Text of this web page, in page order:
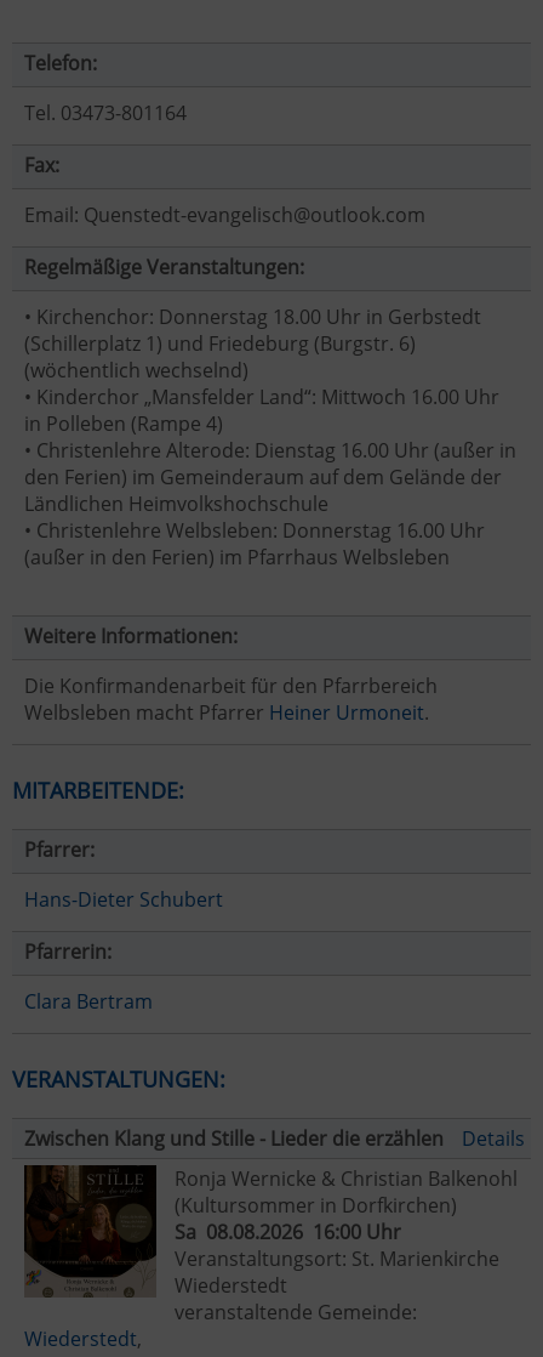
Telefon:
Tel. 03473-801164
Fax:
Email: Quenstedt-evangelisch@outlook.com
Regelmäßige Veranstaltungen:
• Kirchenchor: Donnerstag 18.00 Uhr in Gerbstedt
(Schillerplatz 1) und Friedeburg (Burgstr. 6)
(wöchentlich wechselnd)
• Kinderchor „Mansfelder Land“: Mittwoch 16.00 Uhr
in Polleben (Rampe 4)
• Christenlehre Alterode: Dienstag 16.00 Uhr (außer in
den Ferien) im Gemeinderaum auf dem Gelände der
Ländlichen Heimvolkshochschule
• Christenlehre Welbsleben: Donnerstag 16.00 Uhr
(außer in den Ferien) im Pfarrhaus Welbsleben
Weitere Informationen:
Die Konfirmandenarbeit für den Pfarrbereich
Welbsleben macht Pfarrer Heiner Urmoneit.
MITARBEITENDE:
Pfarrer:
Hans-Dieter Schubert
Pfarrerin:
Clara Bertram
VERANSTALTUNGEN:
Zwischen Klang und Stille - Lieder die erzählen
Details
Ronja Wernicke & Christian Balkenohl
(Kultursommer in Dorfkirchen)
Sa 08.08.2026 16:00 Uhr
Veranstaltungsort: St. Marienkirche
Wiederstedt
veranstaltende Gemeinde:
Wiederstedt,